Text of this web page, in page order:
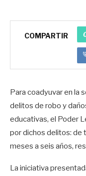
COMPARTIR
Para coadyuvar en la
delitos de robo y
educativas, el Poder
por dichos delitos: de
meses a seis años,
La iniciativa